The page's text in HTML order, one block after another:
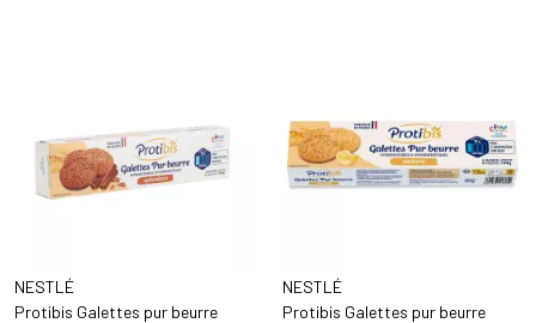
NESTLÉ
Protibis Galettes pur beurre
NESTLÉ
Protibis Galettes pur beurre